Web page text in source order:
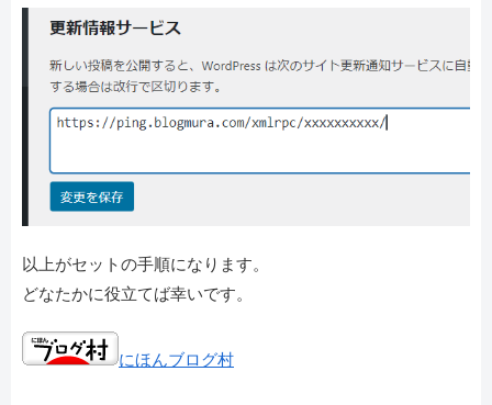
以上がセットの手順になります。
どなたかに役立てば幸いです。
にほんブログ村